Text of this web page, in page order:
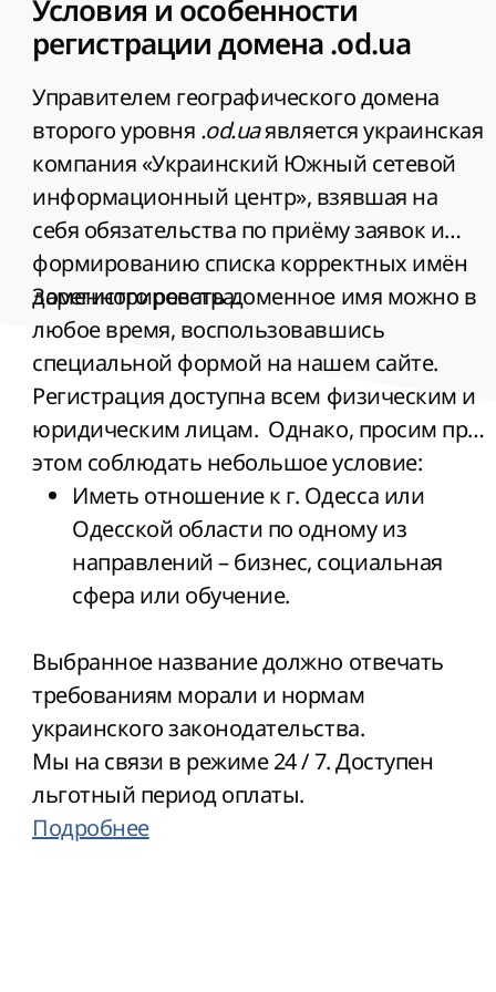
Названия Интернет-сайта совместного
украинско-латвийского предприятия
морепродуктов;
Как сайт-визитка внештатного
риелтора Агентства коммерческой
недвижимости;
Городская станция переливания крови
может зарегистрировать домен
лэндинга для информирования
действующих и будущих доноров о
своих потребностях в материале;
Имени сайта городского книжного
издательства научно-популярной
литературы.
Условия и особенности
регистрации домена .od.ua
Управителем географического домена
второго уровня .od.uaявляется украинская
компания «Украинский Южный сетевой
информационный центр», взявшая на
себя обязательства по приёму заявок и
формированию списка корректных имён
доменного реестра.
Зарегистрировать доменное имя можно в
любое время, воспользовавшись
специальной формой на нашем сайте.
Регистрация доступна всем физическим и
юридическим лицам. Однако, просим при
этом соблюдать небольшое условие:
Иметь отношение к г. Одесса или
Одесской области по одному из
направлений – бизнес, социальная
сфера или обучение.
Выбранное название должно отвечать
требованиям морали и нормам
украинского законодательства.
Мы на связи в режиме 24 / 7. Доступен
льготный период оплаты.
Подробнее